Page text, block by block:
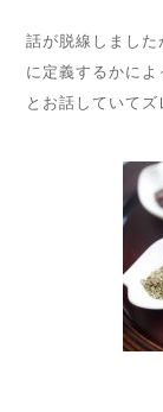
話が脱線しました
に定義するかに
とお話していてズ